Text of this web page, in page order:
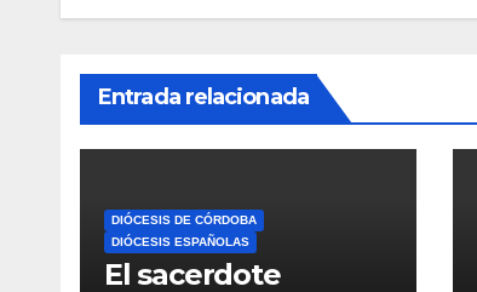
Entrada relacionada
DIÓCESIS DE CÓRDOBA
DIÓCESIS ESPAÑOLAS
El sacerdote